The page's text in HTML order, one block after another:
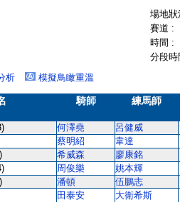
場地
賽道 :
時間 :
分段
析 模擬鳥瞰重溫
騎師 練馬師
何澤堯 呂健威
蔡明紹 韋達
希威森 廖康銘
周俊樂 姚本輝
潘頓 伍鵬志
田泰安 大衛希斯